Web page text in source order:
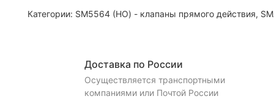
Категории: SM5564 (НО) - клапаны прямого действия,
Доставка по России
Осуществляется транспортными
компаниями или Почтой России